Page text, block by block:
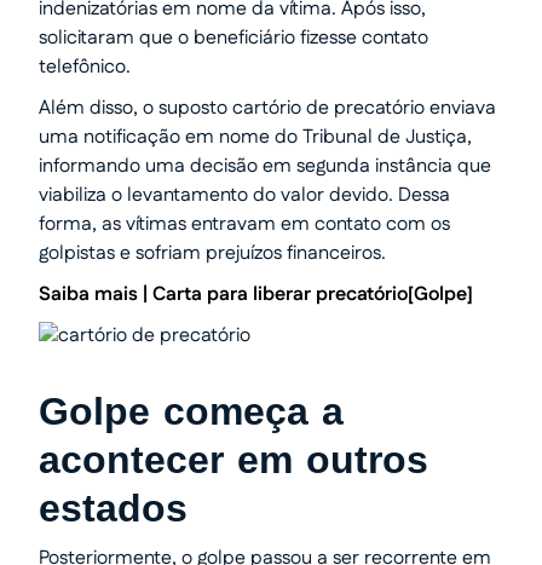
indenizatórias em nome da vítima. Após isso,
solicitaram que o beneficiário fizesse contato
telefônico.
Além disso, o suposto cartório de precatório enviava
uma notificação em nome do Tribunal de Justiça,
informando uma decisão em segunda instância que
viabiliza o levantamento do valor devido. Dessa
forma, as vítimas entravam em contato com os
golpistas e sofriam prejuízos financeiros.
Saiba mais | Carta para liberar precatório[Golpe]
Golpe começa a
acontecer em outros
estados
Posteriormente, o golpe passou a ser recorrente em